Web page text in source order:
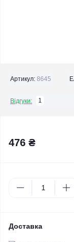
Артикул: 8645
Відгуки: 1
476 ₴
Доставка